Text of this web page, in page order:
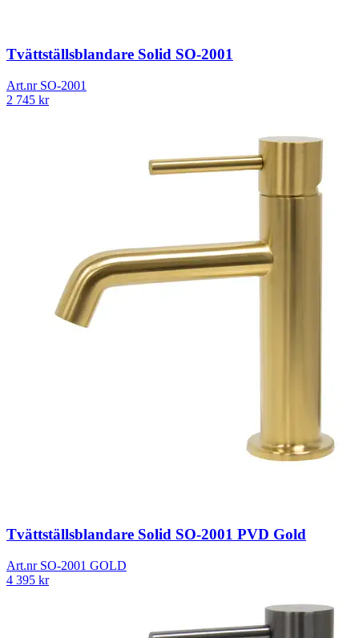
Tvättställsblandare Solid SO-2001
Art.nr SO-2001
2 745 kr
Tvättställsblandare Solid SO-2001 PVD Gold
Art.nr SO-2001 GOLD
4 395 kr